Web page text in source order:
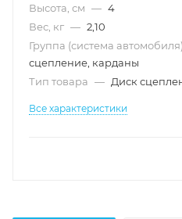
Высота, см — 4
Вес, кг — 2,10
Группа (система автомобиля)
сцепление, карданы
Тип товара — Диск
Все характеристики